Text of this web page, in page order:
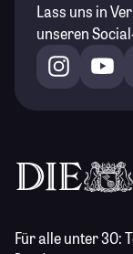
Lass uns in
unseren
Für alle unter 30: